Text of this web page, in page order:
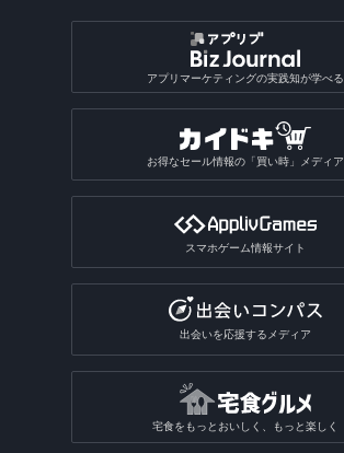
アプリマーケティングの実践知が学べる
お得なセール情報の「買い時」メディア
スマホゲーム情報サイト
出会いを応援するメディア
宅食をもっとおいしく、もっと楽しく